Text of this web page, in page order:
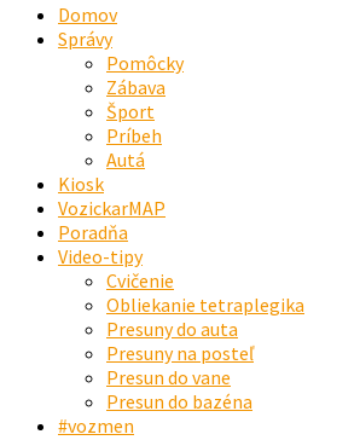
Domov
Správy
Pomôcky
Zábava
Šport
Príbeh
Autá
Kiosk
VozickarMAP
Poradňa
Video-tipy
Cvičenie
Obliekanie tetraplegika
Presuny do auta
Presuny na posteľ
Presun do vane
Presun do bazéna
#vozmen